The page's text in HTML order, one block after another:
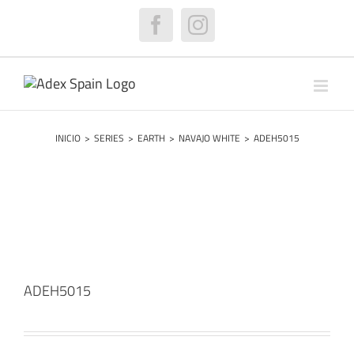
FacebookInstagram
INICIO > SERIES > EARTH > NAVAJO WHITE > ADEH5015
ADEH5015